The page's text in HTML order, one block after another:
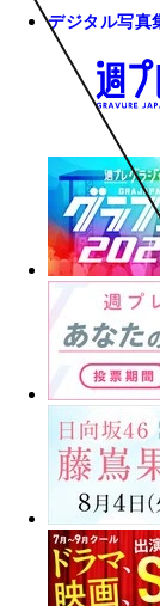
デジタル写真